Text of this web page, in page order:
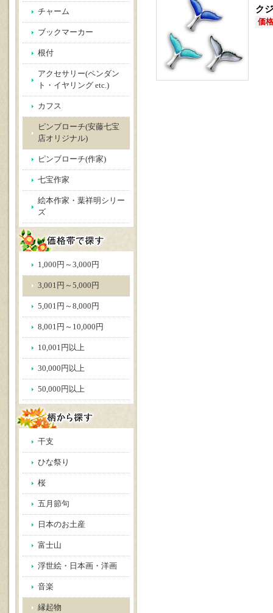
チャーム
ブックマーカー
根付
アクセサリー(ペンダン
ト・イヤリング etc.)
カフス
ピンブローチ(安藤七宝
店オリジナル)
ピンブローチ(作家)
七宝作家
絵本作家・葉祥明シリー
ズ
1,000円～3,000円
3,001円～5,000円
5,001円～8,000円
8,001円～10,000円
10,001円以上
30,000円以上
50,000円以上
干支
ひな祭り
桜
五月節句
日本のお土産
富士山
浮世絵・日本画・洋画
音楽
縁起物
ク
価